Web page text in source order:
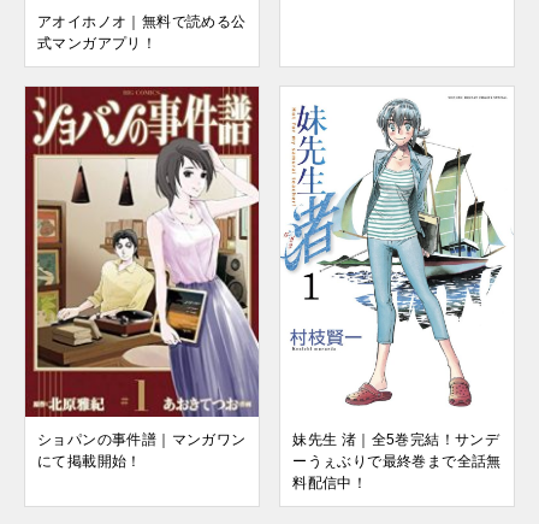
アオイホノオ｜無料で読める公
式マンガアプリ！
ショパンの事件譜｜マンガワン
にて掲載開始！
妹先生 渚｜全5巻完結！サンデ
ーうぇぶりで最終巻まで全話無
料配信中！